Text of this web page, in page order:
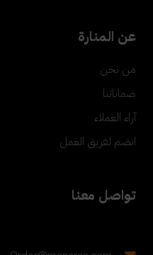
عن المنارة
من نحن
ضماناتنا
آراء العملاء
انضم لفريق العمل
تواصل معنا